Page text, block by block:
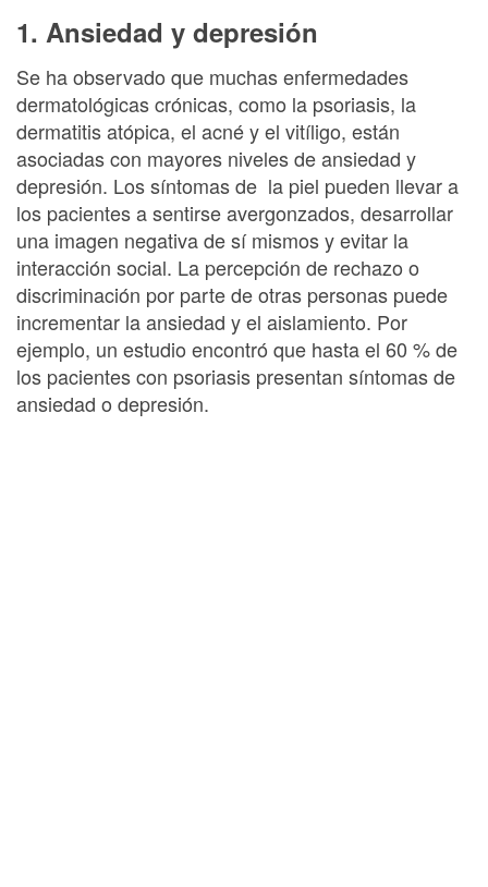
1. Ansiedad y depresión
Se ha observado que muchas enfermedades
dermatológicas crónicas, como la psoriasis, la
dermatitis atópica, el acné y el vitíligo, están
asociadas con mayores niveles de ansiedad y
depresión. Los síntomas de la piel pueden llevar a
los pacientes a sentirse avergonzados, desarrollar
una imagen negativa de sí mismos y evitar la
interacción social. La percepción de rechazo o
discriminación por parte de otras personas puede
incrementar la ansiedad y el aislamiento. Por
ejemplo, un estudio encontró que hasta el 60 % de
los pacientes con psoriasis presentan síntomas de
ansiedad o depresión.